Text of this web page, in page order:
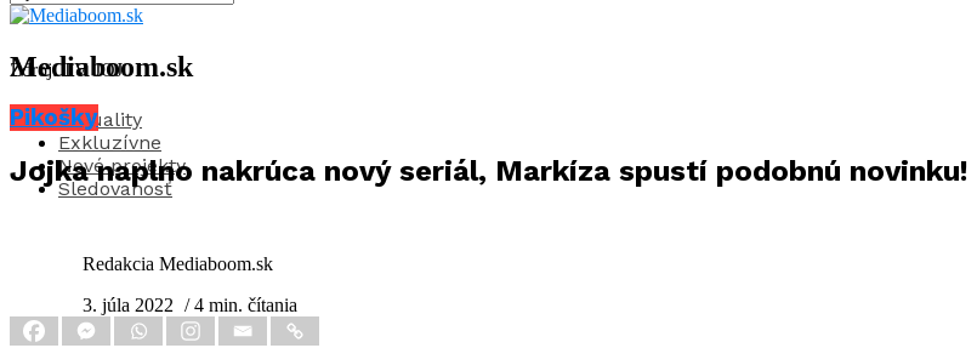
Mediaboom.sk
Aktuality
Exkluzívne
Nové projekty
Sledovanosť
Zdroj: TV JOJ
Pikošky
Jojka naplno nakrúca nový seriál, Markíza spustí podobnú
Redakcia Mediaboom.sk
3. júla 2022 / 4 min. čítania